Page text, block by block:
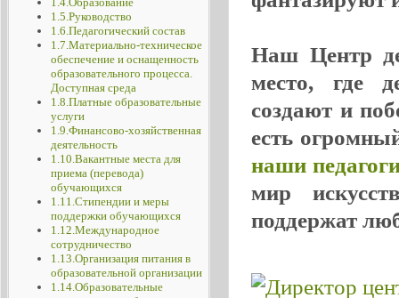
1.5.Руководство
1.6.Педагогический состав
1.7.Материально-техническое
обеспечение и оснащенность
образовательного процесса.
Доступная среда
1.8.Платные образовательные
услуги
1.9.Финансово-хозяйственная
деятельность
1.10.Вакантные места для
приема (перевода)
обучающихся
1.11.Стипендии и меры
поддержки обучающихся
1.12.Международное
сотрудничество
1.13.Организация питания в
образовательной организации
1.14.Образовательные
Наш Центр
место, где
создают и
есть
наши
мир
поддержат